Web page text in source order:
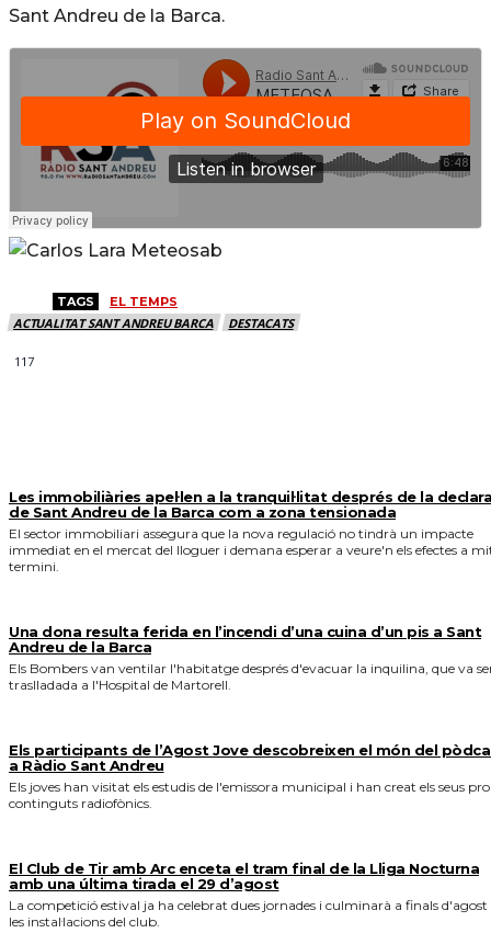
Sant Andreu de la Barca.
TAGS EL TEMPS
ACTUALITAT SANT ANDREU BARCA DESTACATS
117
Les immobiliàries apel·len a la tranquil·litat després de la
de Sant Andreu de la Barca com a zona tensionada
El sector immobiliari assegura que la nova regulació no tindrà un impacte
immediat en el mercat del lloguer i demana esperar a veure'n els efectes a
termini.
Una dona resulta ferida en l’incendi d’una cuina d’un pis a Sant
Andreu de la Barca
Els Bombers van ventilar l'habitatge després d'evacuar la inquilina, que va
traslladada a l'Hospital de Martorell.
Els participants de l’Agost Jove descobreixen el món del
a Ràdio Sant Andreu
Els joves han visitat els estudis de l'emissora municipal i han creat els seus
continguts radiofònics.
El Club de Tir amb Arc enceta el tram final de la Lliga Nocturna
amb una última tirada el 29 d’agost
La competició estival ja ha celebrat dues jornades i culminarà a finals d'agost
les instal·lacions del club.